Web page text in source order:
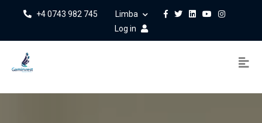
+4 0743 982 745
Limba
Log in